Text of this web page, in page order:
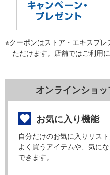
※クーポンはストア・エキスプ
ただけます。店舗ではご利用
オンラインショ
お気に入り機能
自分だけのお気に入りリスト
よく買うアイテムや、気に
できます。